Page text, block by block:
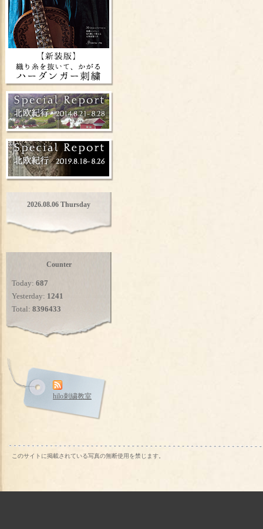
2026.08.06 Thursday
Counter
Today: 687
Yesterday: 1241
Total: 8396433
hilo刺繍教室
このサイトに掲載されている写真の無断使用を禁じます。